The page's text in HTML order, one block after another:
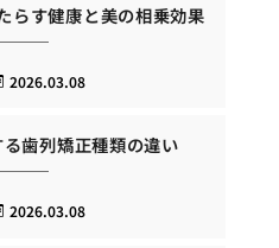
らす健康と美の相乗効果
2026.03.08
歯列矯正種類の違い
2026.03.08